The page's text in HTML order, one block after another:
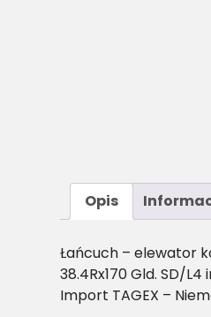
Opis
Łańcuch – elewator
38.4Rx170 Gld. SD/L4
Import TAGEX –